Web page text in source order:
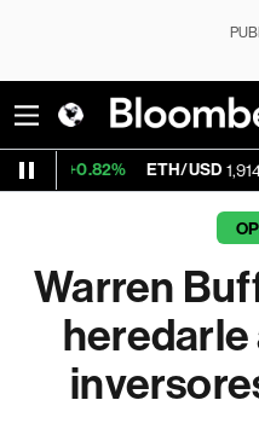
ETH/USD 1,914.518
Warren
heredarle